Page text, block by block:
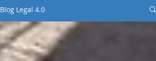
Blog Legal 4.0